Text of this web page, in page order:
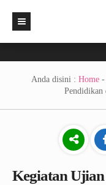
PPDB 2026
INFO KELULUSAN 2026
Anda disini : Home-
Kegiatan